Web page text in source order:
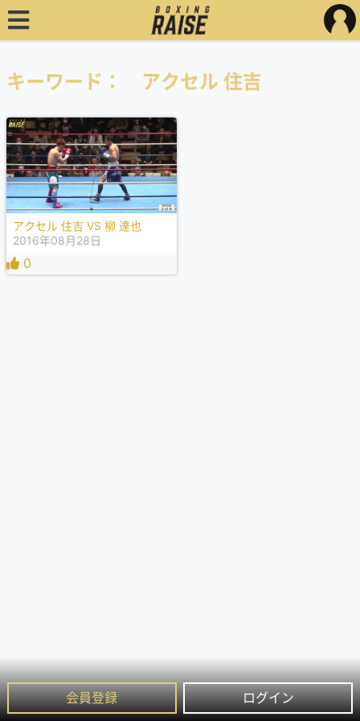
会員登録 ログイン
キーワード： アクセル 住吉
アクセル 住吉 VS 柳 達也
2016年08月28日
0